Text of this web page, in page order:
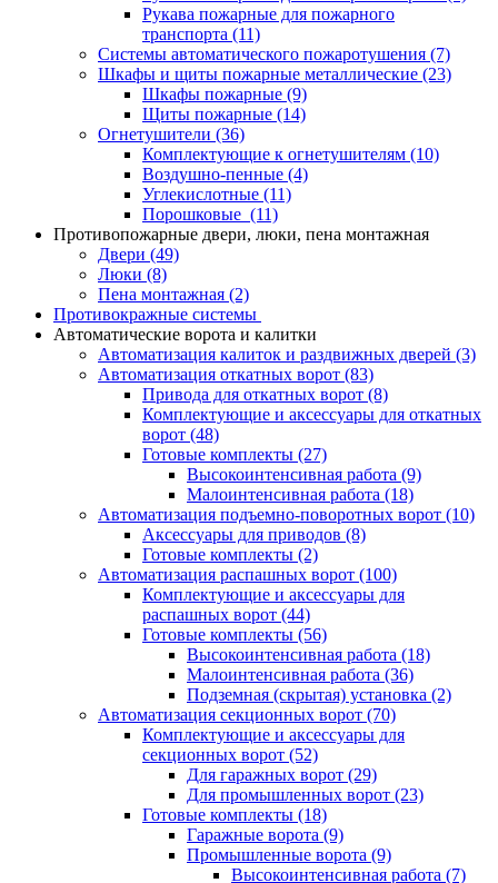
Рукава пожарные для пожарного
транспорта (11)
Системы автоматического пожаротушения (7)
Шкафы и щиты пожарные металлические (23)
Шкафы пожарные (9)
Щиты пожарные (14)
Огнетушители (36)
Комплектующие к огнетушителям (10)
Воздушно-пенные (4)
Углекислотные (11)
Порошковые (11)
Противопожарные двери, люки, пена монтажная
Двери (49)
Люки (8)
Пена монтажная (2)
Противокражные системы
Автоматические ворота и калитки
Автоматизация калиток и раздвижных дверей (3)
Автоматизация откатных ворот (83)
Привода для откатных ворот (8)
Комплектующие и аксессуары для откатных
ворот (48)
Готовые комплекты (27)
Высокоинтенсивная работа (9)
Малоинтенсивная работа (18)
Автоматизация подъемно-поворотных ворот (10)
Аксессуары для приводов (8)
Готовые комплекты (2)
Автоматизация распашных ворот (100)
Комплектующие и аксессуары для
распашных ворот (44)
Готовые комплекты (56)
Высокоинтенсивная работа (18)
Малоинтенсивная работа (36)
Подземная (скрытая) установка (2)
Автоматизация секционных ворот (70)
Комплектующие и аксессуары для
секционных ворот (52)
Для гаражных ворот (29)
Для промышленных ворот (23)
Готовые комплекты (18)
Гаражные ворота (9)
Промышленные ворота (9)
Высокоинтенсивная работа (7)